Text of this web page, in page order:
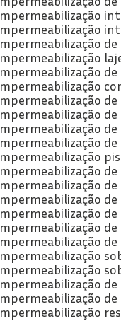
Impermeabilização
Impermeabilização
Impermeabilização
Impermeabilização
Impermeabilização
Impermeabilização
Impermeabilização
Impermeabilização
Impermeabilização
Impermeabilização
Impermeabilização
Impermeabilização
Impermeabilização
Impermeabilização
Impermeabilização
Impermeabilização
Impermeabilização
Impermeabilização
Impermeabilização
Impermeabilização
Impermeabilização
Impermeabilização